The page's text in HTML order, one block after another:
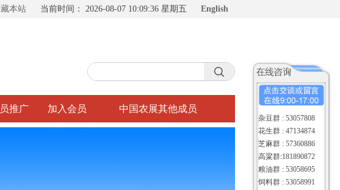
本站 当前时间： 2026-08-07 10:09:37 星期五 English
杂豆群 : 53057808
花生群 : 47134874
芝麻群 : 57360886
高粱群:181890872
粮油群 : 53058695
饲料群 : 53058991
推广 加入会员 中国农展其他成员